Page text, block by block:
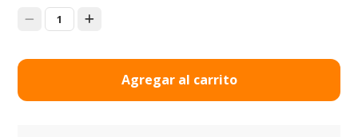
1
Agregar al carrito